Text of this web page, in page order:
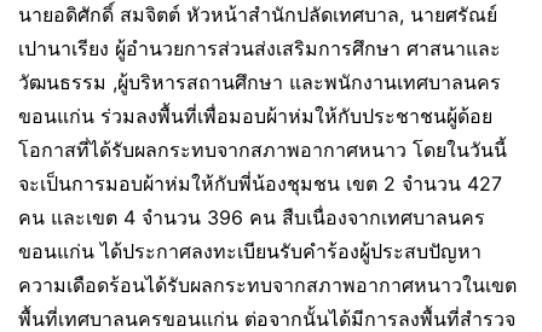
นายอดิศักดิ์ สมจิตต์ หัวหน้าสำนักปลัดเทศบาล, นายศรัณย์
เปานาเรียง ผู้อำนวยการส่วนส่งเสริมการศึกษา ศาสนาและ
วัฒนธรรม ,ผู้บริหารสถานศึกษา และพนักงานเทศบาลนคร
ขอนแก่น ร่วมลงพื้นที่เพื่อมอบผ้าห่มให้กับประชาชนผู้ด้อย
โอกาสที่ได้รับผลกระทบจากสภาพอากาศหนาว โดยในวันนี้
จะเป็นการมอบผ้าห่มให้กับพี่น้องชุมชน เขต 2 จำนวน 427
คน และเขต 4 จำนวน 396 คน สืบเนื่องจากเทศบาลนคร
ขอนแก่น ได้ประกาศลงทะเบียนรับคำร้องผู้ประสบปัญหา
ความเดือดร้อนได้รับผลกระทบจากสภาพอากาศหนาวในเขต
พื้นที่เทศบาลนครขอนแก่น ต่อจากนั้นได้มีการลงพื้นที่สำรวจ